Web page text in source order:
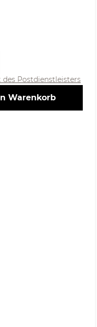
des Postdienstleisters
den
Warenkorb